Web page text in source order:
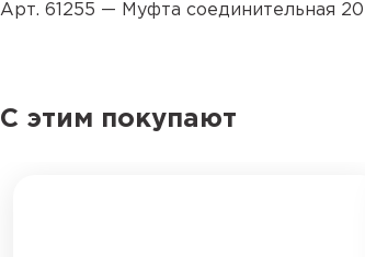
Арт. 61255 — Муфта соединительная
С этим покупают